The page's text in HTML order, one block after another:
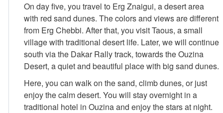
On day five, you travel to Erg Znaigui, a desert area
with red sand dunes. The colors and views are different
from Erg Chebbi. After that, you visit Taous, a small
village with traditional desert life. Later, we will continue
south via the Dakar Rally track, towards the Ouzina
Desert, a quiet and beautiful place with big sand dunes.
Here, you can walk on the sand, climb dunes, or just
enjoy the calm desert. You will stay overnight in a
traditional hotel in Ouzina and enjoy the stars at night.